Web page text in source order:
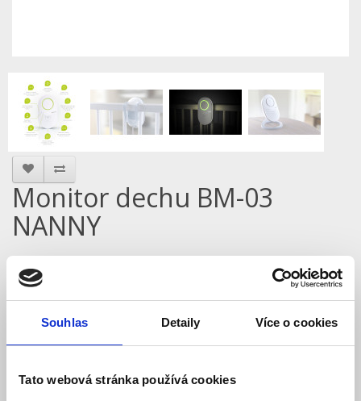
Souhlas Detaily Více o cookies
Tato webová stránka používá cookies
Monitor dechu BM-03
NANNY
Produktové číslo: 900 / 004536
3 302,00 Kč